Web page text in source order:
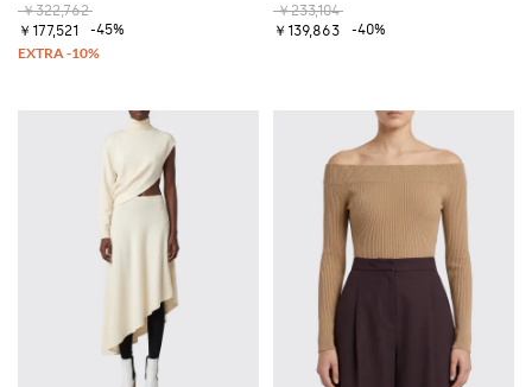
￥322,762
￥177,521
-45%
￥233,104
￥139,863
-40%